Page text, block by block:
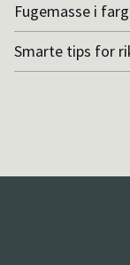
Fugemasse i
Smarte tips for